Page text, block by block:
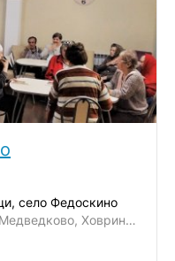
село Федоскино
Метро: Алтуфьево, Бибирево, Медведково, Ховрино, Отрадное